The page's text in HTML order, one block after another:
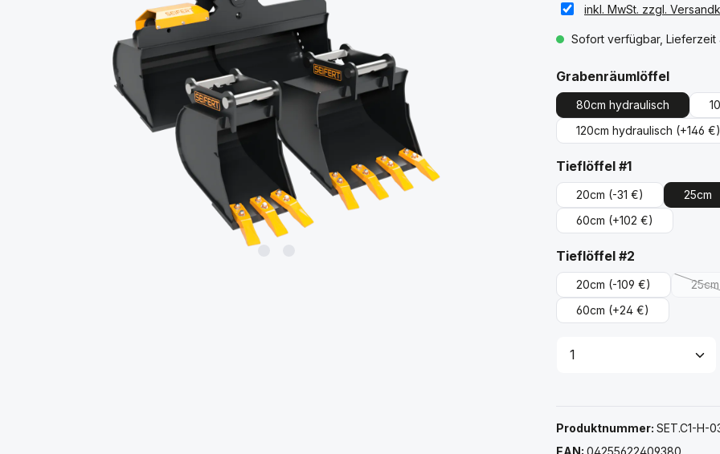
inkl. MwSt. zzgl.
Sofort verfügbar, Lieferzeit
Grabenräumlöffel
80cm hydraulisch
120cm hydraulisch (+146 €)
Tieflöffel #1auswählen
20cm (-31 €) 25cm
60cm (+102 €)
Tieflöffel #2
20cm (-109 €) 25cm
60cm (+24 €)
Produkt Anzahl:
Produktnummer: SET.C1-H-
EAN: 04255622409380